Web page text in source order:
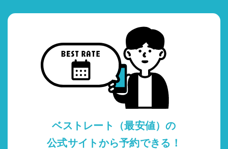
ベストレート（最安値）の
公式サイトから予約できる！